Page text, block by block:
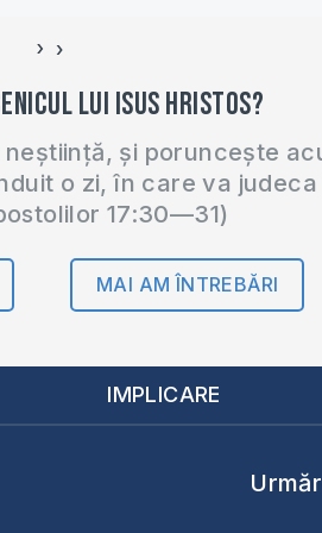
‹ ›
lui Isus Hristos?
și poruncește
o zi, în care va
17:30—31)
MAI AM ÎNTREBĂRI
IMPLICARE